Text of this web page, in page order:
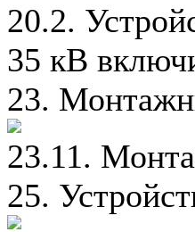
20.2.
35 кВ
23.
23.11.
25.